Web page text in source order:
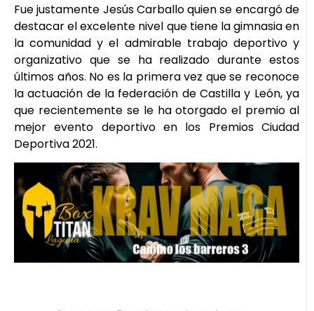
Fue justamente Jesús Carballo quien se encargó de
destacar el excelente nivel que tiene la gimnasia en
la comunidad y el admirable trabajo deportivo y
organizativo que se ha realizado durante estos
últimos años. No es la primera vez que se reconoce
la actuación de la federación de Castilla y León, ya
que recientemente se le ha otorgado el premio al
mejor evento deportivo en los Premios Ciudad
Deportiva 2021.